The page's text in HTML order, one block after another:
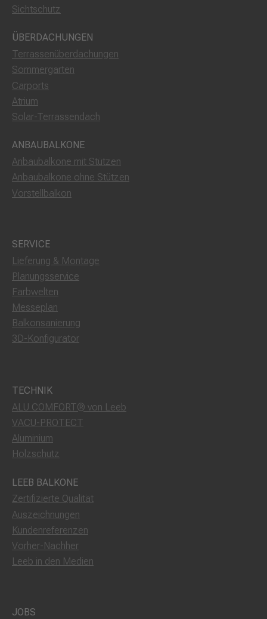
Sichtschutz
ÜBERDACHUNGEN
Terrassenüberdachungen
Sommergarten
Carports
Atrium
Solar-Terrassendach
ANBAUBALKONE
Anbaubalkone mit Stützen
Anbaubalkone ohne Stützen
Vorstellbalkon
SERVICE
Lieferung & Montage
Planungsservice
Farbwelten
Messeplan
Balkonsanierung
3D-Konfigurator
TECHNIK
ALU COMFORT® von Leeb
VACU-PROTECT
Aluminium
Holzschutz
LEEB BALKONE
Zertifizierte Qualität
Auszeichnungen
Kundenreferenzen
Vorher-Nachher
Leeb in den Medien
JOBS